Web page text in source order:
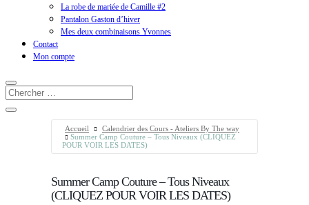
La robe de mariée de Camille #2
Pantalon Gaston d’hiver
Mes deux combinaisons Yvonnes
Contact
Mon compte
Accueil
Calendrier des Cours - Ateliers By The way
Summer Camp Couture – Tous Niveaux (CLIQUEZ
POUR VOIR LES DATES)
Summer Camp Couture – Tous Niveaux
(CLIQUEZ POUR VOIR LES DATES)